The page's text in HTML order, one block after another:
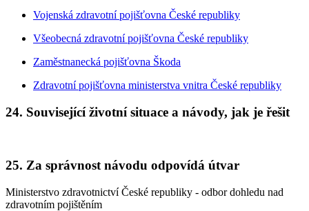
Vojenská zdravotní pojišťovna České republiky
Všeobecná zdravotní pojišťovna České republiky
Zaměstnanecká pojišťovna Škoda
Zdravotní pojišťovna ministerstva vnitra České republiky
24. Související životní situace a návody, jak je řešit
25. Za správnost návodu odpovídá útvar
Ministerstvo zdravotnictví České republiky - odbor dohledu nad
zdravotním pojištěním